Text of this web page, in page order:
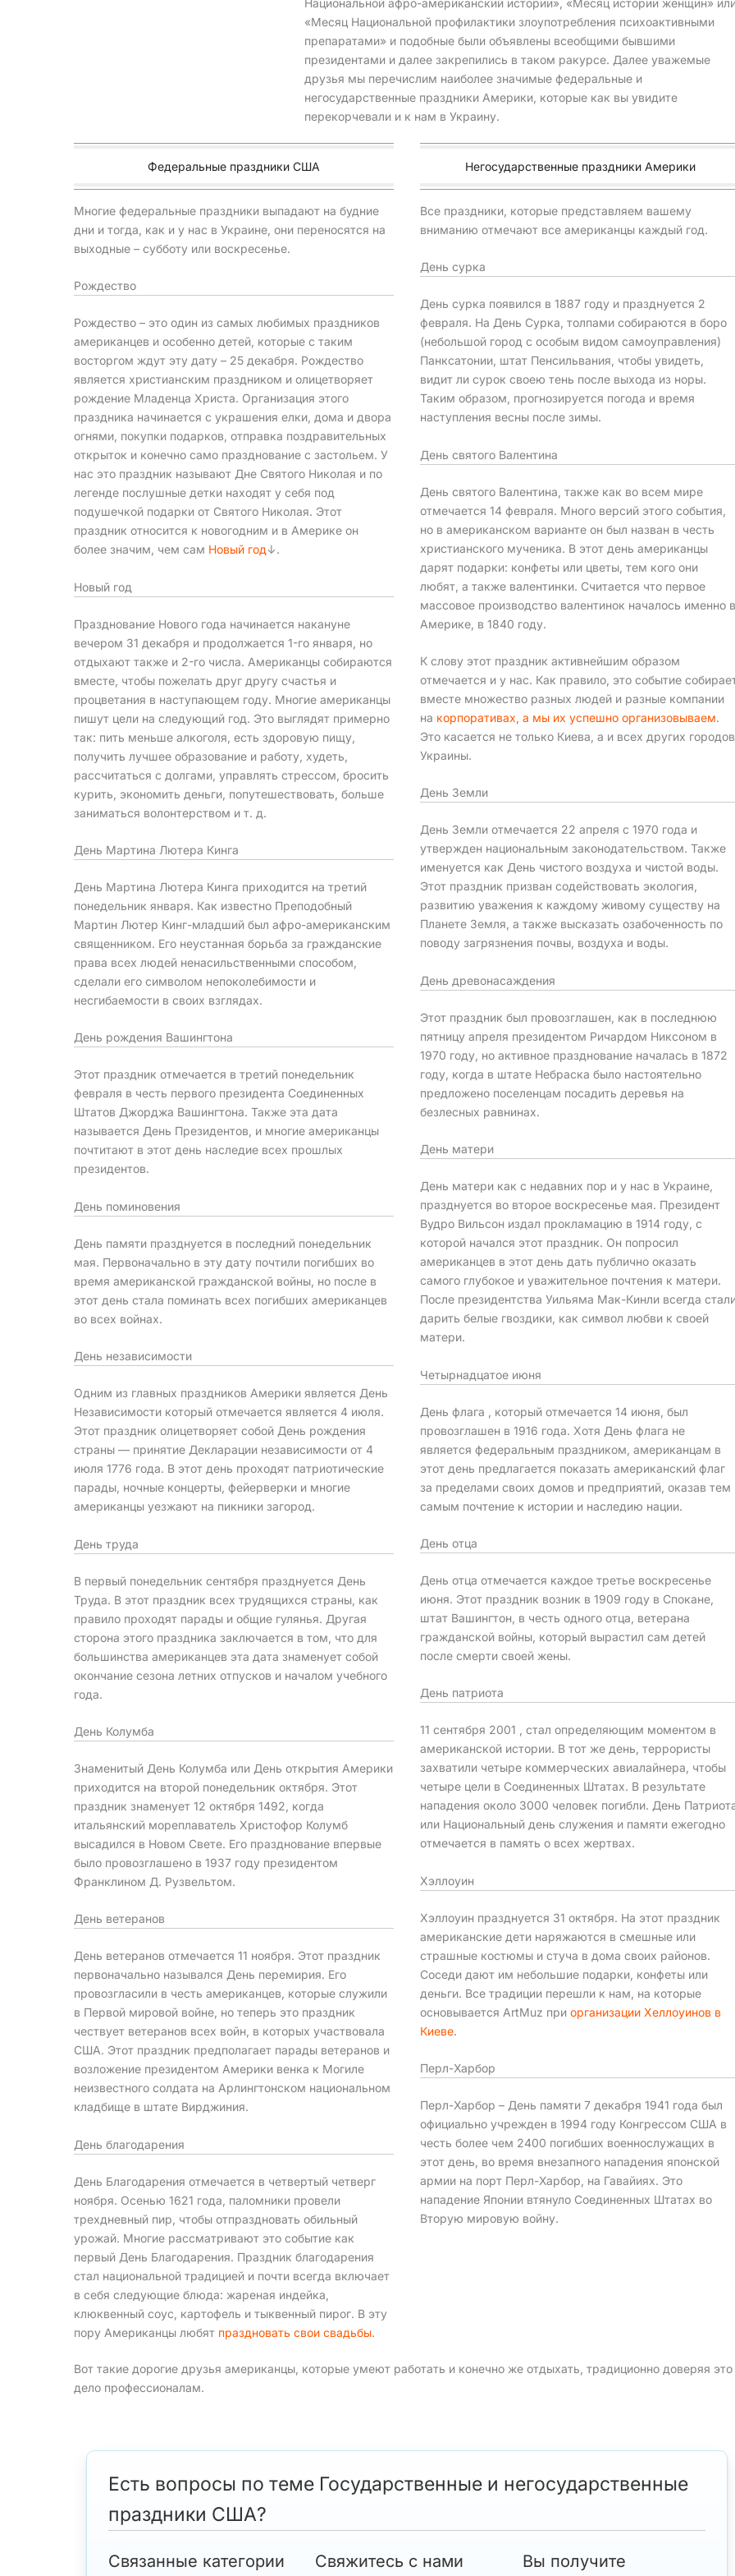
«Месяц Национальной профилактики злоупотребления психоактивными
препаратами» и подобные были объявлены всеобщими бывшими
президентами и далее закрепились в таком ракурсе. Далее уважемые
друзья мы перечислим наиболее значимые федеральные и
негосударственные праздники Америки, которые как вы увидите
перекорчевали и к нам в Украину.
Федеральные праздники США
Многие федеральные праздники выпадают на будние
дни и тогда, как и у нас в Украине, они переносятся на
выходные – субботу или воскресенье.
Рождество
Рождество – это один из самых любимых праздников
американцев и особенно детей, которые с таким
восторгом ждут эту дату – 25 декабря. Рождество
является христианским праздником и олицетворяет
рождение Младенца Христа. Организация этого
праздника начинается с украшения елки, дома и двора
огнями, покупки подарков, отправка поздравительных
открыток и конечно само празднование с застольем. У
нас это праздник называют Дне Святого Николая и по
легенде послушные детки находят у себя под
подушечкой подарки от Святого Николая. Этот
праздник относится к новогодним и в Америке он
более значим, чем сам Новый год↓.
Новый год
Празднование Нового года начинается накануне
вечером 31 декабря и продолжается 1-го января, но
отдыхают также и 2-го числа. Американцы собираются
вместе, чтобы пожелать друг другу счастья и
процветания в наступающем году. Многие американцы
пишут цели на следующий год. Это выглядят примерно
так: пить меньше алкоголя, есть здоровую пищу,
получить лучшее образование и работу, худеть,
рассчитаться с долгами, управлять стрессом, бросить
курить, экономить деньги, попутешествовать, больше
заниматься волонтерством и т. д.
День Мартина Лютера Кинга
День Мартина Лютера Кинга приходится на третий
понедельник января. Как известно Преподобный
Мартин Лютер Кинг-младший был афро-американским
священником. Его неустанная борьба за гражданские
права всех людей ненасильственными способом,
сделали его символом непоколебимости и
несгибаемости в своих взглядах.
День рождения Вашингтона
Этот праздник отмечается в третий понедельник
февраля в честь первого президента Соединенных
Штатов Джорджа Вашингтона. Также эта дата
называется День Президентов, и многие американцы
почтитают в этот день наследие всех прошлых
президентов.
День поминовения
День памяти празднуется в последний понедельник
мая. Первоначально в эту дату почтили погибших во
время американской гражданской войны, но после в
этот день стала поминать всех погибших американцев
во всех войнах.
День независимости
Одним из главных праздников Америки является День
Независимости который отмечается является 4 июля.
Этот праздник олицетворяет собой День рождения
страны — принятие Декларации независимости от 4
июля 1776 года. В этот день проходят патриотические
парады, ночные концерты, фейерверки и многие
американцы уезжают на пикники загород.
День труда
В первый понедельник сентября празднуется День
Труда. В этот праздник всех трудящихся страны, как
правило проходят парады и общие гулянья. Другая
сторона этого праздника заключается в том, что для
большинства американцев эта дата знаменует собой
окончание сезона летних отпусков и началом учебного
года.
День Колумба
Знаменитый День Колумба или День открытия Америки
приходится на второй понедельник октября. Этот
праздник знаменует 12 октября 1492, когда
итальянский мореплаватель Христофор Колумб
высадился в Новом Свете. Его празднование впервые
было провозглашено в 1937 году президентом
Франклином Д. Рузвельтом.
День ветеранов
День ветеранов отмечается 11 ноября. Этот праздник
первоначально назывался День перемирия. Его
провозгласили в честь американцев, которые служили
в Первой мировой войне, но теперь это праздник
чествует ветеранов всех войн, в которых участвовала
США. Этот праздник предполагает парады ветеранов и
возложение президентом Америки венка к Могиле
неизвестного солдата на Арлингтонском национальном
кладбище в штате Вирджиния.
День благодарения
День Благодарения отмечается в четвертый четверг
ноября. Осенью 1621 года, паломники провели
трехдневный пир, чтобы отпраздновать обильный
урожай. Многие рассматривают это событие как
первый День Благодарения. Праздник благодарения
стал национальной традицией и почти всегда включает
в себя следующие блюда: жареная индейка,
клюквенный соус, картофель и тыквенный пирог. В эту
пору Американцы любят праздновать свои свадьбы.
Негосударственные праздники Америки
Все праздники, которые представляем вашему
вниманию отмечают все американцы каждый год.
День сурка
День сурка появился в 1887 году и празднуется 2
февраля. На День Сурка, толпами собираются в боро
(небольшой город с особым видом самоуправления)
Панксатонии, штат Пенсильвания, чтобы увидеть,
видит ли сурок своею тень после выхода из норы.
Таким образом, прогнозируется погода и время
наступления весны после зимы.
День святого Валентина
День святого Валентина, также как во всем мире
отмечается 14 февраля. Много версий этого события,
но в американском варианте он был назван в честь
христианского мученика. В этот день американцы
дарят подарки: конфеты или цветы, тем кого они
любят, а также валентинки. Считается что первое
массовое производство валентинок началось именно
Америке, в 1840 году.
К слову этот праздник активнейшим образом
отмечается и у нас. Как правило, это событие
вместе множество разных людей и разные компании
на корпоративах, а мы их успешно организовываем.
Это касается не только Киева, а и всех других городов
Украины.
День Земли
День Земли отмечается 22 апреля с 1970 года и
утвержден национальным законодательством. Также
именуется как День чистого воздуха и чистой воды.
Этот праздник призван содействовать экология,
развитию уважения к каждому живому существу на
Планете Земля, а также высказать озабоченность по
поводу загрязнения почвы, воздуха и воды.
День древонасаждения
Этот праздник был провозглашен, как в последнюю
пятницу апреля президентом Ричардом Никсоном в
1970 году, но активное празднование началась в 1872
году, когда в штате Небраска было настоятельно
предложено поселенцам посадить деревья на
безлесных равнинах.
День матери
День матери как с недавних пор и у нас в Украине,
празднуется во второе воскресенье мая. Президент
Вудро Вильсон издал прокламацию в 1914 году, с
которой начался этот праздник. Он попросил
американцев в этот день дать публично оказать
самого глубокое и уважительное почтения к матери.
После президентства Уильяма Мак-Кинли всегда
дарить белые гвоздики, как символ любви к своей
матери.
Четырнадцатое июня
День флага , который отмечается 14 июня, был
провозглашен в 1916 года. Хотя День флага не
является федеральным праздником, американцам в
этот день предлагается показать американский флаг
за пределами своих домов и предприятий, оказав тем
самым почтение к истории и наследию нации.
День отца
День отца отмечается каждое третье воскресенье
июня. Этот праздник возник в 1909 году в Спокане,
штат Вашингтон, в честь одного отца, ветерана
гражданской войны, который вырастил сам детей
после смерти своей жены.
День патриота
11 сентября 2001 , стал определяющим моментом в
американской истории. В тот же день, террористы
захватили четыре коммерческих авиалайнера, чтобы
четыре цели в Соединенных Штатах. В результате
нападения около 3000 человек погибли. День
или Национальный день служения и памяти ежегодно
отмечается в память о всех жертвах.
Хэллоуин
Хэллоуин празднуется 31 октября. На этот праздник
американские дети наряжаются в смешные или
страшные костюмы и стуча в дома своих районов.
Соседи дают им небольшие подарки, конфеты или
деньги. Все традиции перешли к нам, на которые
основывается ArtMuz приорганизации Хеллоуинов в
Киеве.
Перл-Харбор
Перл-Харбор – День памяти 7 декабря 1941 года был
официально учрежден в 1994 году Конгрессом США в
честь более чем 2400 погибших военнослужащих в
этот день, во время внезапного нападения японской
армии на порт Перл-Харбор, на Гавайиях. Это
нападение Японии втянуло Соединенных Штатах во
Вторую мировую войну.
Вот такие дорогие друзья американцы, которые умеют работать и конечно же отдыхать, традиционно доверяя это
дело профессионалам.
Есть вопросы по теме Государственные и негосударственные
праздники США?
Связанные категории Свяжитесь с нами Вы получите